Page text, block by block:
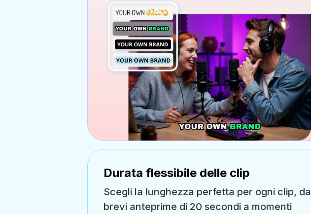
Durata flessibile delle clip
Scegli la lunghezza perfetta per ogni clip, da
brevi anteprime di 20 secondi a momenti